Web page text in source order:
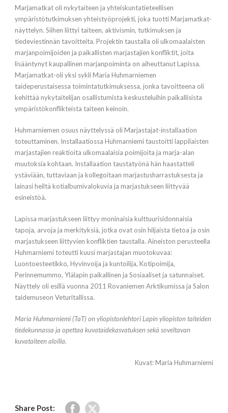
Marjamatkat oli nykytaiteen ja yhteiskuntatieteellisen
ympäristötutkimuksen yhteistyöprojekti, joka tuotti Marjamatkat-
näyttelyn. Siihen liittyi taiteen, aktivismin, tutkimuksen ja
tiedeviestinnän tavoitteita. Projektin taustalla oli ulkomaalaisten
marjanpoimijoiden ja paikallisten marjastajien konfliktit, joita
lisääntynyt kaupallinen marjanpoiminta on aiheuttanut Lapissa.
Marjamatkat-oli yksi sykli Maria Huhmarniemen
taideperustaisessa toimintatutkimuksessa, jonka tavoitteena oli
kehittää nykytaitelijan osallistumista keskusteluihin paikallisista
ympäristökonflikteista taiteen keinoin.
Huhmarniemen osuus näyttelyssä oli Marjastajat-installaation
toteuttaminen. Installaatiossa Huhmarniemi taustoitti lappilaisten
marjastajien reaktioita ulkomaalaisia poimijoita ja marja-alan
muutoksia kohtaan. Installaation taustatyönä hän haastatteli
ystäviään, tuttaviaan ja kollegoitaan marjastusharrastuksesta ja
lainasi heiltä kotialbumivalokuvia ja marjastukseen liittyvää
esineistöä.
Lapissa marjastukseen liittyy moninaisia kulttuurisidonnaisia
tapoja, arvoja ja merkityksiä, jotka ovat osin hiljaista tietoa ja osin
marjastukseen liittyvien konfliktien taustalla. Aineiston perusteella
Huhmarniemi toteutti kuusi marjastajan muotokuvaa:
Luontoesteetikko, Hyvinvoija ja kuntoilija, Kotipoimija,
Perinnemummo, Ylälapin paikallinen ja Sosiaaliset ja satunnaiset.
Näyttely oli esillä vuonna 2011 Rovaniemen Arktikumissa ja Salon
taidemuseon Veturitallissa.
Maria Huhmarniemi (TaT) on yliopistonlehtori Lapin yliopiston taiteiden
tiedekunnassa ja opettaa kuvataidekasvatuksen sekä soveltavan
kuvataiteen aloilla.
Kuvat: Maria Huhmarniemi
Share Post: